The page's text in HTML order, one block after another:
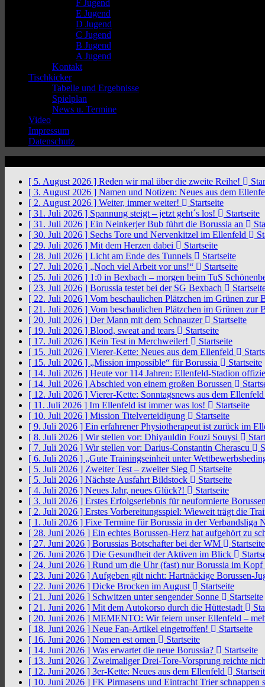
F Jugend
E Jugend
D Jugend
C Jugend
B Jugend
A Jugend
Kontakt
Tischkicker
Tabelle und Ergebnisse
Spielplan
News u. Termine
Video
Impressum
Datenschutz
[ 5. August 2026 ] Reden wir mal über die zweite Reihe!
[ 3. August 2026 ] Namen und Notizen: Neues aus dem
[ 2. August 2026 ] Weiter, immer weiter!
Startseite
[ 31. Juli 2026 ] Spannung steigt – jetzt geht´s los!
Startseite
[ 31. Juli 2026 ] Ein Neinkerjer Bub führt die Borussia an
[ 30. Juli 2026 ] Sechs Tore und Nervenkitzel im Ellenfeld
[ 29. Juli 2026 ] Mit dem Herzen dabei
Startseite
[ 28. Juli 2026 ] Licht am Ende des Tunnels
Startseite
[ 27. Juli 2026 ] „Noch viel Arbeit vor uns!“
Startseite
[ 25. Juli 2026 ] 1:0 in Bexbach – morgen beim TuS
[ 23. Juli 2026 ] Borussia testet bei der SG Bexbach
[ 22. Juli 2026 ] Vom beschaulichen Plätzchen im Grünen zur
[ 21. Juli 2026 ] Vom beschaulichen Plätzchen im Grünen zur
[ 20. Juli 2026 ] Der Mann mit dem Schnauzer
Startseite
[ 19. Juli 2026 ] Blood, sweat and tears
Startseite
[ 17. Juli 2026 ] Kein Test in Merchweiler!
Startseite
[ 15. Juli 2026 ] Vierer-Kette: Neues aus dem Ellenfeld
[ 15. Juli 2026 ] „Mission impossible“ für Borussia
Startseite
[ 14. Juli 2026 ] Heute vor 114 Jahren: Ellenfeld-Stadion
[ 14. Juli 2026 ] Abschied von einem großen Borussen
[ 12. Juli 2026 ] Vierer-Kette: Sonntagsnews aus dem
[ 11. Juli 2026 ] Im Ellenfeld ist immer was los!
Startseite
[ 10. Juli 2026 ] Mission Titelverteidigung
Startseite
[ 9. Juli 2026 ] Ein erfahrener Physiotherapeut ist zurück im
[ 8. Juli 2026 ] Wir stellen vor: Dhiyauldin Fouzi Souysi
[ 7. Juli 2026 ] Wir stellen vor: Darius-Constantin Cherascu
[ 6. Juli 2026 ] „Gute Trainingseinheit unter
[ 5. Juli 2026 ] Zweiter Test – zweiter Sieg
Startseite
[ 5. Juli 2026 ] Nächste Ausfahrt Bildstock
Startseite
[ 4. Juli 2026 ] Neues Jahr, neues Glück?!
Startseite
[ 3. Juli 2026 ] Erstes Erfolgserlebnis für neuformierte
[ 2. Juli 2026 ] Erstes Vorbereitungsspiel: Wieweit trägt die
[ 1. Juli 2026 ] Fixe Termine für Borussia in der Verbandsliga
[ 28. Juni 2026 ] Ein echtes Borussen-Herz hat aufgehört zu
[ 27. Juni 2026 ] Borussias Botschafter bei der WM
Startseite
[ 26. Juni 2026 ] Die Gesundheit der Aktiven im Blick
[ 24. Juni 2026 ] Rund um die Uhr (fast) nur Borussia im Kopf
[ 23. Juni 2026 ] Aufgeben gilt nicht: Hartnäckige Borussen-
[ 22. Juni 2026 ] Dicke Brocken im August
Startseite
[ 21. Juni 2026 ] Schwitzen unter sengender Sonne
Startseite
[ 21. Juni 2026 ] Mit dem Autokorso durch die Hüttestadt
[ 20. Juni 2026 ] MEMENTO: Wir feiern unser Ellenfeld –
[ 18. Juni 2026 ] Neue Fan-Artikel eingetroffen!
Startseite
[ 16. Juni 2026 ] Nomen est omen
Startseite
[ 14. Juni 2026 ] Was erwartet die neue Borussia?
Startseite
[ 13. Juni 2026 ] Zweimaliger Drei-Tore-Vorsprung reichte
[ 12. Juni 2026 ] 3er-Kette: Neues aus dem Ellenfeld
[ 10. Juni 2026 ] FK Pirmasens und Eintracht Trier